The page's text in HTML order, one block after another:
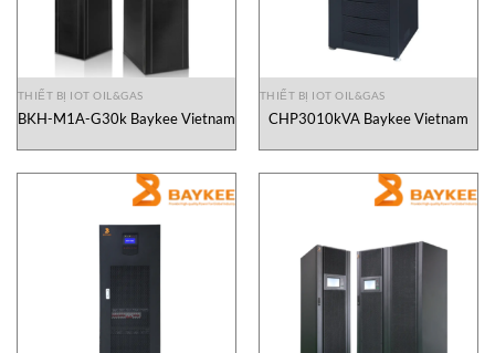
THIẾT BỊ IOT OIL&GAS
BKH-M1A-G30k Baykee Vietnam
THIẾT BỊ IOT OIL&GAS
CHP3010kVA Baykee Vietnam